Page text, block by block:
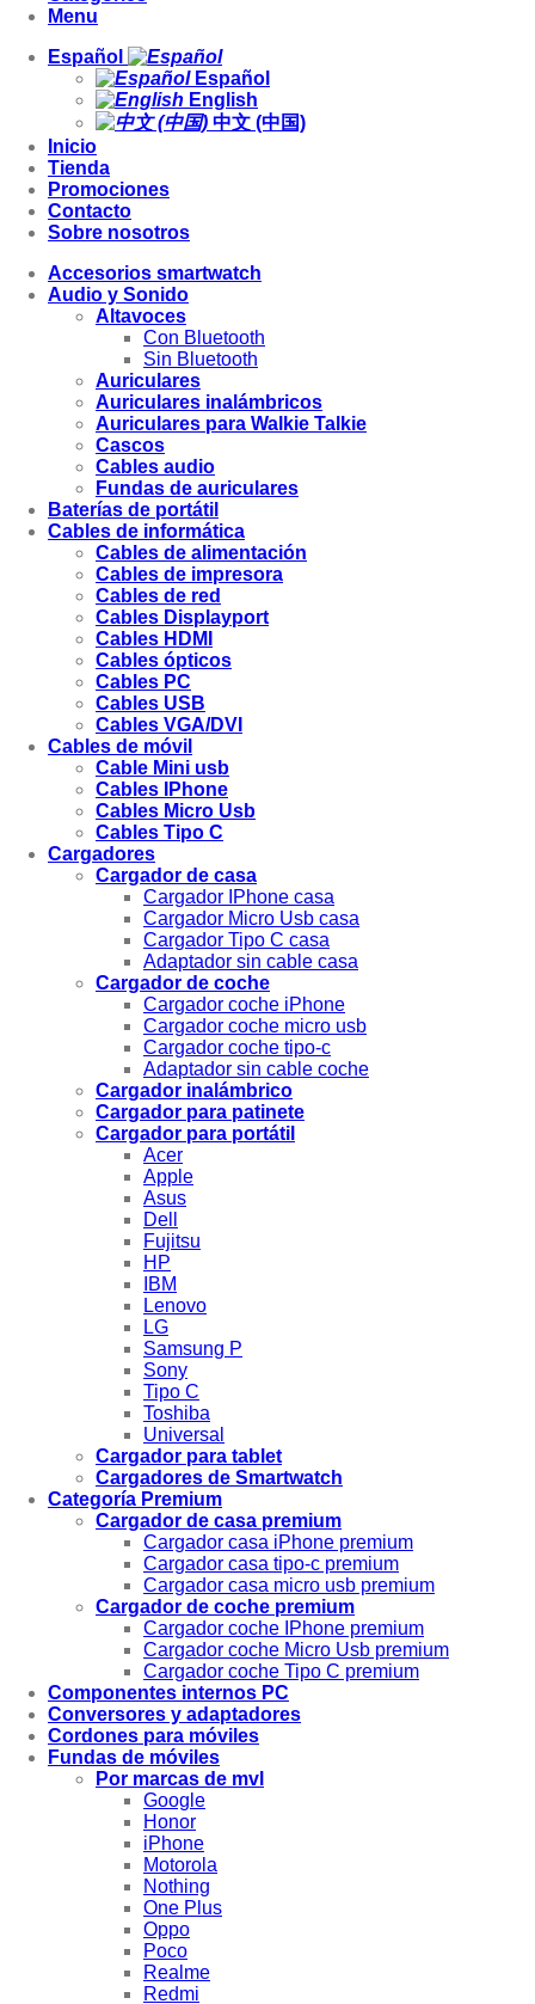
Menu
Español
Español
English
中文 (中国)
Inicio
Tienda
Promociones
Contacto
Sobre nosotros
Accesorios smartwatch
Audio y Sonido
Altavoces
Con Bluetooth
Sin Bluetooth
Auriculares
Auriculares inalámbricos
Auriculares para Walkie Talkie
Cascos
Cables audio
Fundas de auriculares
Baterías de portátil
Cables de informática
Cables de alimentación
Cables de impresora
Cables de red
Cables Displayport
Cables HDMI
Cables ópticos
Cables PC
Cables USB
Cables VGA/DVI
Cables de móvil
Cable Mini usb
Cables IPhone
Cables Micro Usb
Cables Tipo C
Cargadores
Cargador de casa
Cargador IPhone casa
Cargador Micro Usb casa
Cargador Tipo C casa
Adaptador sin cable casa
Cargador de coche
Cargador coche iPhone
Cargador coche micro usb
Cargador coche tipo-c
Adaptador sin cable coche
Cargador inalámbrico
Cargador para patinete
Cargador para portátil
Acer
Apple
Asus
Dell
Fujitsu
HP
IBM
Lenovo
LG
Samsung P
Sony
Tipo C
Toshiba
Universal
Cargador para tablet
Cargadores de Smartwatch
Categoría Premium
Cargador de casa premium
Cargador casa iPhone premium
Cargador casa tipo-c premium
Cargador casa micro usb premium
Cargador de coche premium
Cargador coche IPhone premium
Cargador coche Micro Usb premium
Cargador coche Tipo C premium
Componentes internos PC
Conversores y adaptadores
Cordones para móviles
Fundas de móviles
Por marcas de mvl
Google
Honor
iPhone
Motorola
Nothing
One Plus
Oppo
Poco
Realme
Redmi